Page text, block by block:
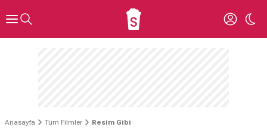
Anasayfa Tüm Filmler Resim Gibi